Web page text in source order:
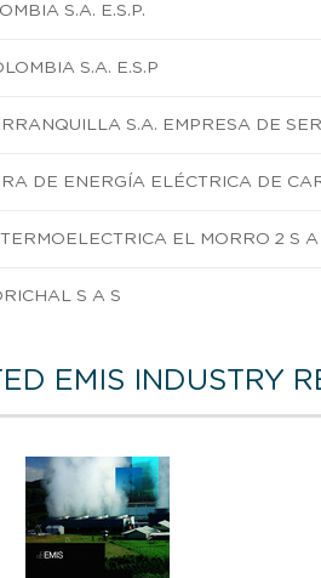
S.A. E.S.P.
S.A. E.S.P
S.A. EMPRESA DE
DE ENERGÍA ELÉCTRICA DE
EL MORRO 2 S A
S A S
EMIS INDUSTRY